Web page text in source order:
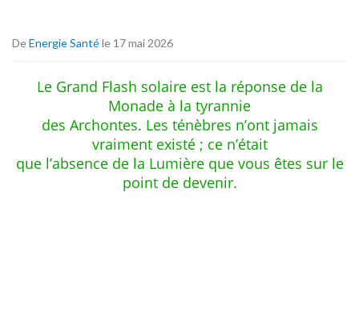
DeEnergie Santéle 17 mai 2026
Le Grand Flash solaire est la réponse de la
Monade à la tyrannie
des Archontes. Les ténèbres n’ont jamais
vraiment existé ; ce n’était
que l’absence de la Lumière que vous êtes sur le
point de devenir.